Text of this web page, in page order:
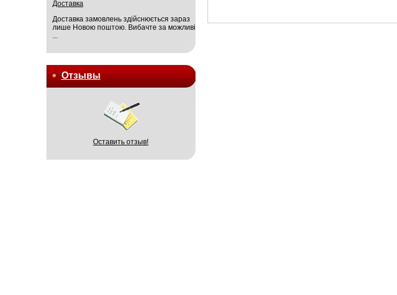
Доставка
Доставка замовлень здійснюється зараз
лише Новою поштою. Вибачте за можливі
...
Отзывы
Оставить отзыв!